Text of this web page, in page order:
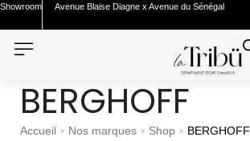
Showroom Avenue Blaise Diagne x Avenue du Sénégal
BERGHOFF
Accueil > Nos marques > Shop > BERGHOFF